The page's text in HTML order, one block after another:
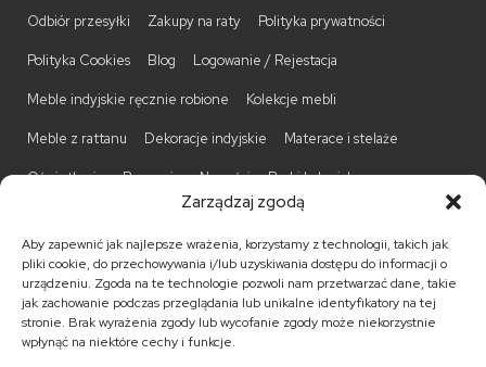
Zarządzaj zgodą
Aby zapewnić jak najlepsze wrażenia, korzystamy z technologii, takich jak
pliki cookie, do przechowywania i/lub uzyskiwania dostępu do informacji o
urządzeniu. Zgoda na te technologie pozwoli nam przetwarzać dane, takie
jak zachowanie podczas przeglądania lub unikalne identyfikatory na tej
stronie. Brak wyrażenia zgody lub wycofanie zgody może niekorzystnie
wpłynąć na niektóre cechy i funkcje.
Odbiór przesyłki Zakupy na raty Polityka prywatności
Polityka Cookies Blog Logowanie / Rejestacja
Meble indyjskie ręcznie robione Kolekcje mebli
Meble z rattanu Dekoracje indyjskie Materace i stelaże
Oświetlenie Promocje Nowości Barki kolonialne
Komody kolonialne Krzesła kolonialne
Kufry indyjskie Ławki kolonialne Łóżka kolonialne
Parawany kolonialne Półki kolonialne Regały kolonialne
Stojaki na CD Stoliki kawowe Stoliki nocne